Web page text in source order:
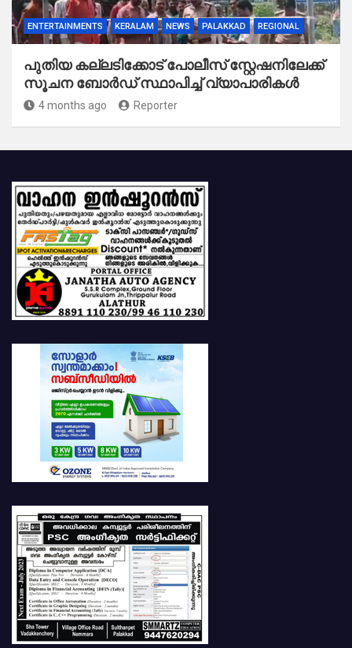
ENTERTAINMENTS KERALAM NEWS PALAKKAD REGIONAL
പുതിയ കല്ലടിക്കോട് പോലീസ് സ്റ്റേഷനിലേക്ക്
സൂചന ബോർഡ് സ്ഥാപിച്ച് വ്യാപാരികൾ
4 months ago Reporter